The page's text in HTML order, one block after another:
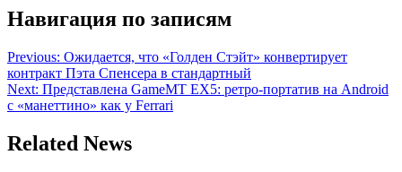
Навигация по записям
Previous: Ожидается, что «Голден Стэйт» конвертирует
контракт Пэта Спенсера в стандартный
Next: Представлена GameMT EX5: ретро-портатив на Android
с «манеттино» как у Ferrari
Related News